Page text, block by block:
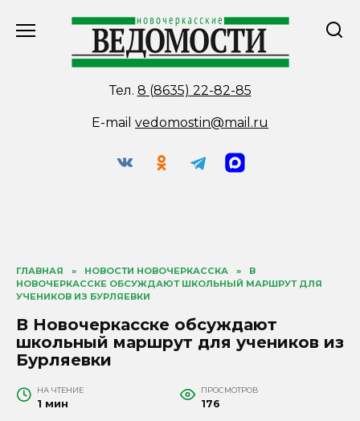
Тел. 8 (8635) 22-82-85
E-mail vedomostin@mail.ru
ГЛАВНАЯ » НОВОСТИ НОВОЧЕРКАССКА »
В
НОВОЧЕРКАССКЕ ОБСУЖДАЮТ ШКОЛЬНЫЙ МАРШРУТ ДЛЯ
УЧЕНИКОВ ИЗ БУРЛЯЕВКИ
В Новочеркасске обсуждают
школьный маршрут для учеников из
Бурляевки
НА ЧТЕНИЕ
1 мин
ПРОСМОТРОВ
176